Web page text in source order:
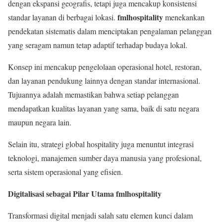
dengan ekspansi geografis, tetapi juga mencakup konsistensi
standar layanan di berbagai lokasi. fmlhospitalitymenekankan
pendekatan sistematis dalam menciptakan pengalaman pelanggan
yang seragam namun tetap adaptif terhadap budaya lokal.
Konsep ini mencakup pengelolaan operasional hotel, restoran,
dan layanan pendukung lainnya dengan standar internasional.
Tujuannya adalah memastikan bahwa setiap pelanggan
mendapatkan kualitas layanan yang sama, baik di satu negara
maupun negara lain.
Selain itu, strategi global hospitality juga menuntut integrasi
teknologi, manajemen sumber daya manusia yang profesional,
serta sistem operasional yang efisien.
Digitalisasi sebagai Pilar Utama fmlhospitality
Transformasi digital menjadi salah satu elemen kunci dalam